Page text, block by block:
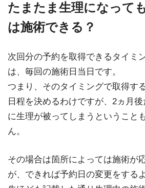
たまたま生理になって
は施術できる？
次回分の予約を取得できるタイミ
は、毎回の施術日当日です。
つまり、そのタイミングで取得す
日程を決めるわけですが、2ヵ月
に生理が被ってしまうということ
ん。
その場合は箇所によっては施術が
が、できれば予約日の変更をする